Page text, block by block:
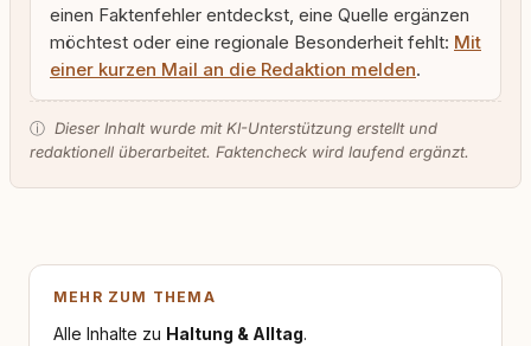
einen Faktenfehler entdeckst, eine Quelle ergänzen
möchtest oder eine regionale Besonderheit fehlt: Mit
einer kurzen Mail an die Redaktion melden.
ⓘ Dieser Inhalt wurde mit KI-Unterstützung erstellt und
redaktionell überarbeitet. Faktencheck wird laufend ergänzt.
MEHR ZUM THEMA
Alle Inhalte zu Haltung & Alltag.